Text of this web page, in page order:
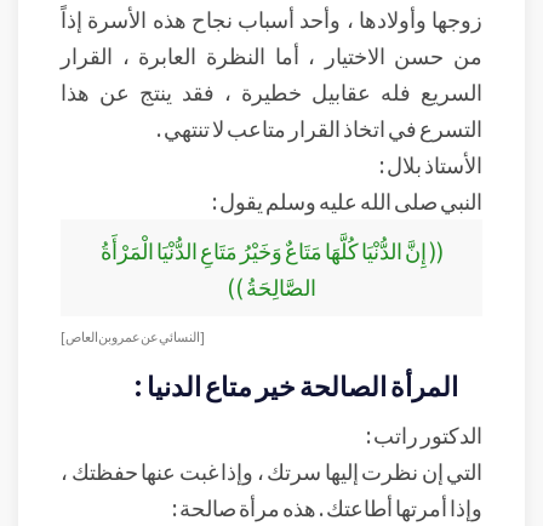
زوجها وأولادها ، وأحد أسباب نجاح هذه الأسرة إذاً
من حسن الاختيار ، أما النظرة العابرة ، القرار
السريع فله عقابيل خطيرة ، فقد ينتج عن هذا
التسرع في اتخاذ القرار متاعب لا تنتهي .
الأستاذ بلال :
النبي صلى الله عليه وسلم يقول :
(( إِنَّ الدُّنْيَا كُلَّهَا مَتَاعٌ وَخَيْرُ مَتَاعِ الدُّنْيَا الْمَرْأَةُ
الصَّالِحَةُ ))
[النسائي عن عمرو بن العاص ]
المرأة الصالحة خير متاع الدنيا :
الدكتور راتب :
التي إن نظرت إليها سرتك ، وإذا غبت عنها حفظتك ،
وإذا أمرتها أطاعتك . هذه مرأة صالحة :